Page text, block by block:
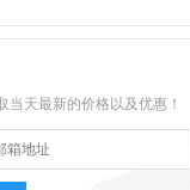
当天最新的价格以及优惠！